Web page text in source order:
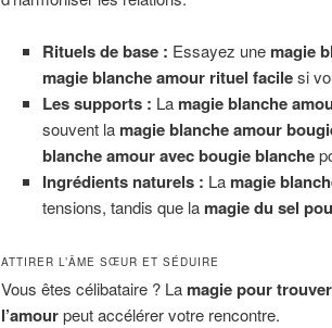
Rituels de base : Essayez une magie
magie blanche amour rituel facilesi
Les supports : La magie blanche
souvent la magie blanche amour
blanche amour avec bougie blanche
Ingrédients naturels : La magie
tensions, tandis que la magie du sel
ATTIRER L’ÂME SŒUR ET SÉDUIRE
Vous êtes célibataire ? La magie pour
l’amourpeut accélérer votre rencontre.